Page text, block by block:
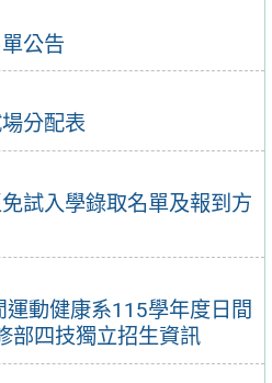
公告
分配表
試入學錄取名單及報到方
動健康系115學年度日間
部四技獨立招生資訊